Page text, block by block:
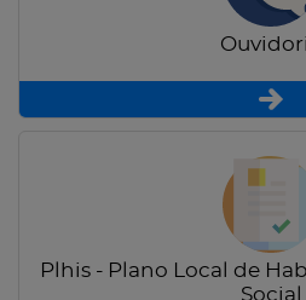
Plhis - Plano Local de
Social